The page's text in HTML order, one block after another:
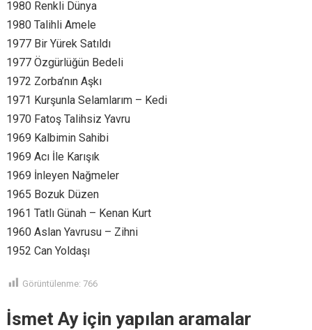
1980 Renkli Dünya
1980 Talihli Amele
1977 Bir Yürek Satıldı
1977 Özgürlüğün Bedeli
1972 Zorba’nın Aşkı
1971 Kurşunla Selamlarım – Kedi
1970 Fatoş Talihsiz Yavru
1969 Kalbimin Sahibi
1969 Acı İle Karışık
1969 İnleyen Nağmeler
1965 Bozuk Düzen
1961 Tatlı Günah – Kenan Kurt
1960 Aslan Yavrusu – Zihni
1952 Can Yoldaşı
Görüntülenme: 766
İsmet Ay için yapılan aramalar